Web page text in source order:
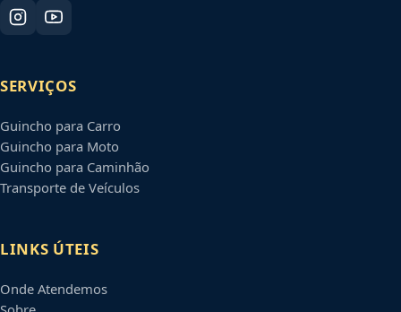
SERVIÇOS
Guincho para Carro
Guincho para Moto
Guincho para Caminhão
Transporte de Veículos
LINKS ÚTEIS
Onde Atendemos